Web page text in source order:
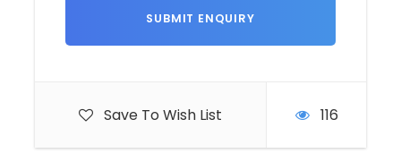
Save To Wish List 116
1.Boat & Water activity 젯트스키 & 스노클링등등